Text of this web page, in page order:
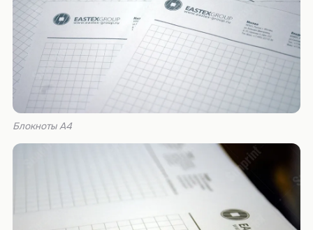
Блокноты А4